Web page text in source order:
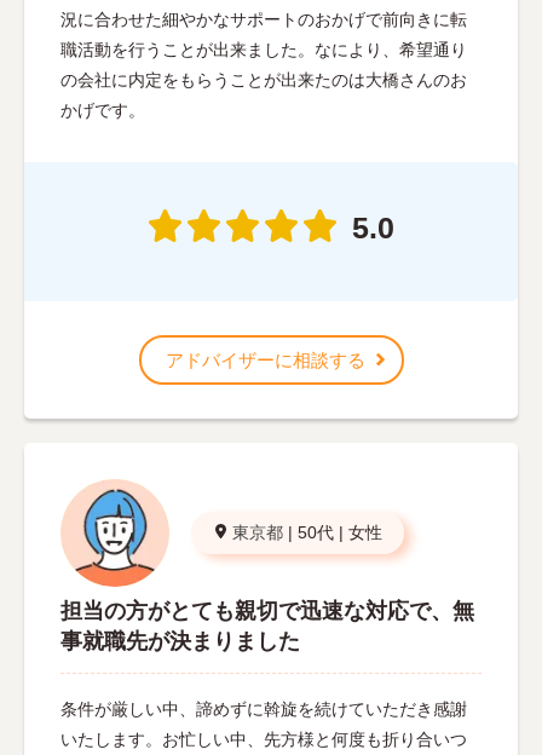
況に合わせた細やかなサポートのおかげで前向きに転
職活動を行うことが出来ました。なにより、希望通り
の会社に内定をもらうことが出来たのは大橋さんのお
かげです。
5.0
アドバイザーに相談する
東京都 | 50代 | 女性
担当の方がとても親切で迅速な対応で、無
事就職先が決まりました
条件が厳しい中、諦めずに斡旋を続けていただき感謝
いたします。お忙しい中、先方様と何度も折り合いつ